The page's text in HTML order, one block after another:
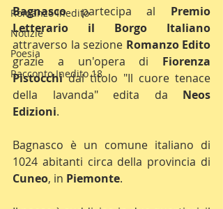
Romanzo Inedito
Notizie
Poesia
Racconto Inedito 18
Bagnasco partecipa al Premio
Letterario il Borgo Italiano
attraverso la sezione Romanzo Edito
grazie a un'opera di Fiorenza
Pistocchi dal titolo "Il cuore tenace
della lavanda" edita da Neos
Edizioni.
Bagnasco è un comune italiano di
Cuneo, in Piemonte.